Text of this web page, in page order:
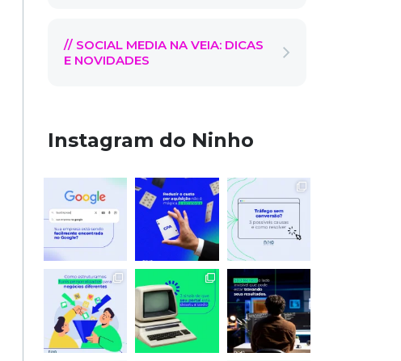
// SOCIAL MEDIA NA VEIA: DICAS
E NOVIDADES
Instagram do Ninho